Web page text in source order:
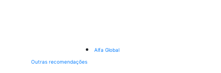
Alfa Global
Outras recomendações